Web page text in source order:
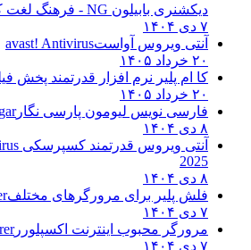
دیکشنری بابیلون NG - فرهنگ لغت کامپیوتر
۷ دی ۱۴۰۴
آنتی ویروس آواستavast! Antivirus
۲۰ خرداد ۱۴۰۵
کا ام پلیر نرم افزار قدرتمند پخش
۲۰ خرداد ۱۴۰۵
فارسی نویس لیومون پارسی نگار
۸ دی ۱۴۰۴
آنتی ویروس قدرتمند کسپرسکی 2025
2025
۸ دی ۱۴۰۴
فلش پلیر برای مرورگرهای مختلف
۷ دی ۱۴۰۴
مرورگر محبوب اینترنت اکسپلورر
۷ دی ۱۴۰۴